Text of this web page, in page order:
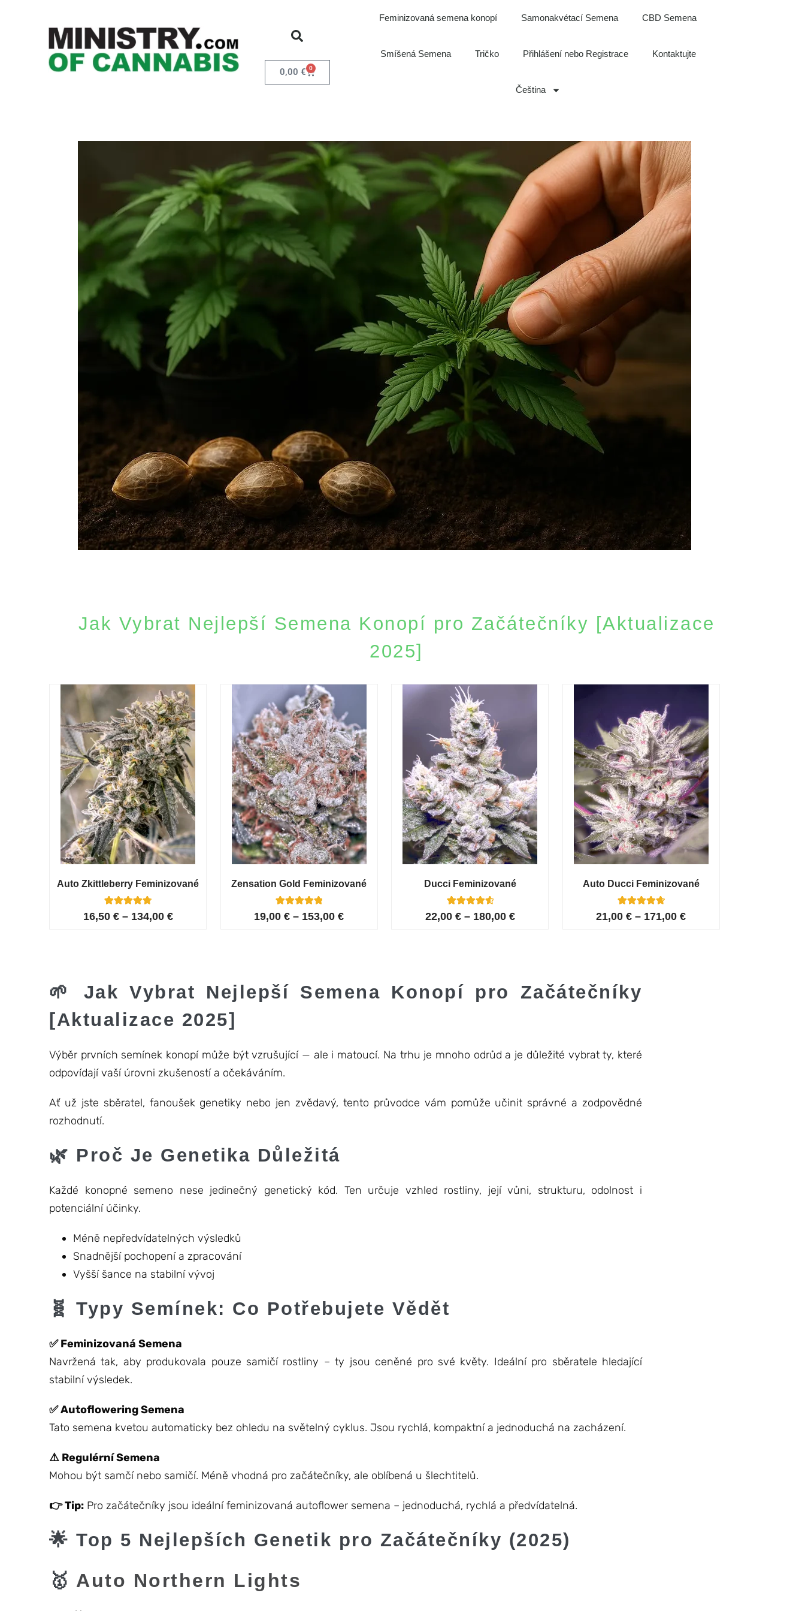
0,00 € 0
Feminizovaná semena konopí Samonakvétací Semena CBD Semena
Smíšená Semena Tričko Přihlášení nebo Registrace Kontaktujte
Čeština
Jak Vybrat Nejlepší Semena Konopí pro Začátečníky [Aktualizace
2025]
Auto Zkittleberry Feminizované
Hodnoceno
4.80
5
16,50 € – 134,00 €
Zensation Gold Feminizované
Hodnoceno
5.00
6
19,00€ – 153,00€
Ducci Feminizované
Hodnoceno
4.67
6
22,00 € – 180,00 €
Auto Ducci Feminizované
Hodnoceno
4.75
4
21,00€ – 171,00€
🌱 Jak Vybrat Nejlepší Semena Konopí pro Začátečníky
[Aktualizace 2025]
Výběr prvních semínek konopí může být vzrušující — ale i matoucí. Na trhu je mnoho odrůd a je důležité vybrat ty, které
odpovídají vaší úrovni zkušeností a očekáváním.
Ať už jste sběratel, fanoušek genetiky nebo jen zvědavý, tento průvodce vám pomůže učinit správné a zodpovědné
rozhodnutí.
🌿 Proč Je Genetika Důležitá
Každé konopné semeno nese jedinečný genetický kód. Ten určuje vzhled rostliny, její vůni, strukturu, odolnost i
potenciální účinky.
Méně nepředvídatelných výsledků
Snadnější pochopení a zpracování
Vyšší šance na stabilní vývoj
🧬 Typy Semínek: Co Potřebujete Vědět
✅ Feminizovaná Semena
Navržená tak, aby produkovala pouze samičí rostliny – ty jsou ceněné pro své květy. Ideální pro sběratele hledající
stabilní výsledek.
✅ Autoflowering Semena
Tato semena kvetou automaticky bez ohledu na světelný cyklus. Jsou rychlá, kompaktní a jednoduchá na zacházení.
⚠️ Regulérní Semena
Mohou být samčí nebo samičí. Méně vhodná pro začátečníky, ale oblíbená u šlechtitelů.
👉 Tip: Pro začátečníky jsou ideální feminizovaná autoflower semena – jednoduchá, rychlá a předvídatelná.
🌟 Top 5 Nejlepších Genetik pro Začátečníky (2025)
🥇 Auto Northern Lights